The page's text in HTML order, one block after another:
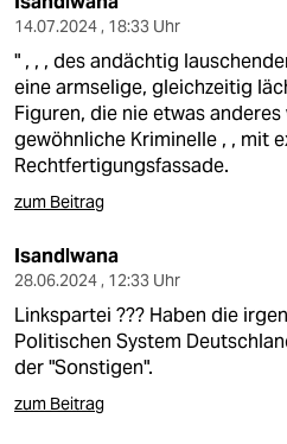
14.07.2024 , 18:33 Uhr
" , , , des andächtig
eine armselige, gleichzeitig
Figuren, die nie etwas anderes
gewöhnliche Kriminelle , , mit
Rechtfertigungsfassade.
zum Beitrag
Isandlwana
28.06.2024 , 12:33 Uhr
Linkspartei ??? Haben die
Politischen System
der "Sonstigen".
zum Beitrag